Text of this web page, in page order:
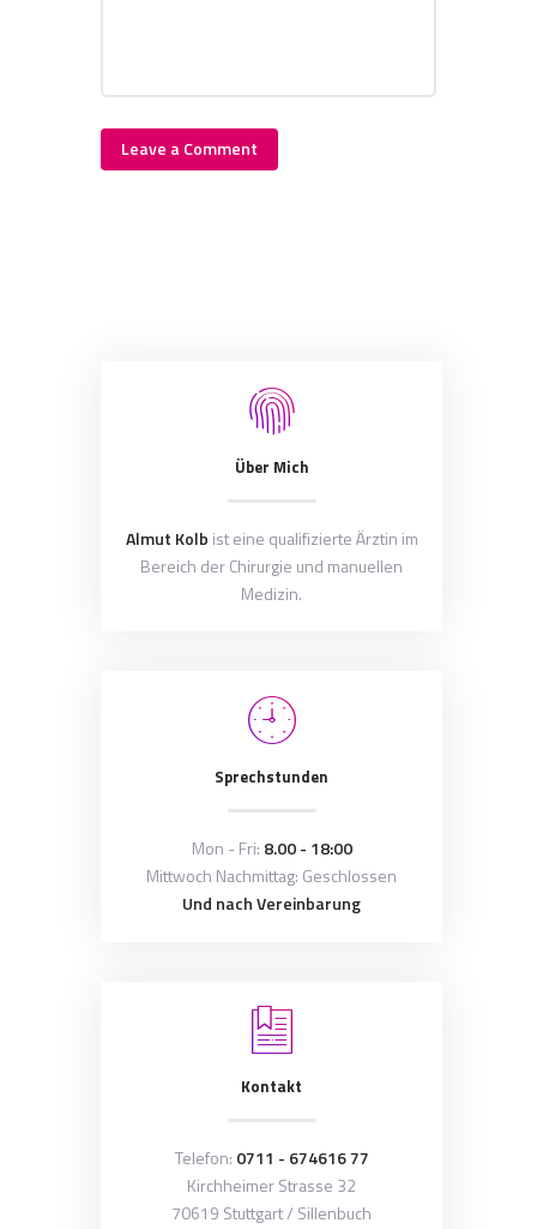
Über Mich
Almut Kolb ist eine qualifizierte Ärztin im
Bereich der Chirurgie und manuellen
Medizin.
Sprechstunden
Mon - Fri: 8.00 - 18:00
Mittwoch Nachmittag: Geschlossen
Und nach Vereinbarung
Kontakt
Telefon: 0711 - 674616 77
Kirchheimer Strasse 32
70619 Stuttgart / Sillenbuch